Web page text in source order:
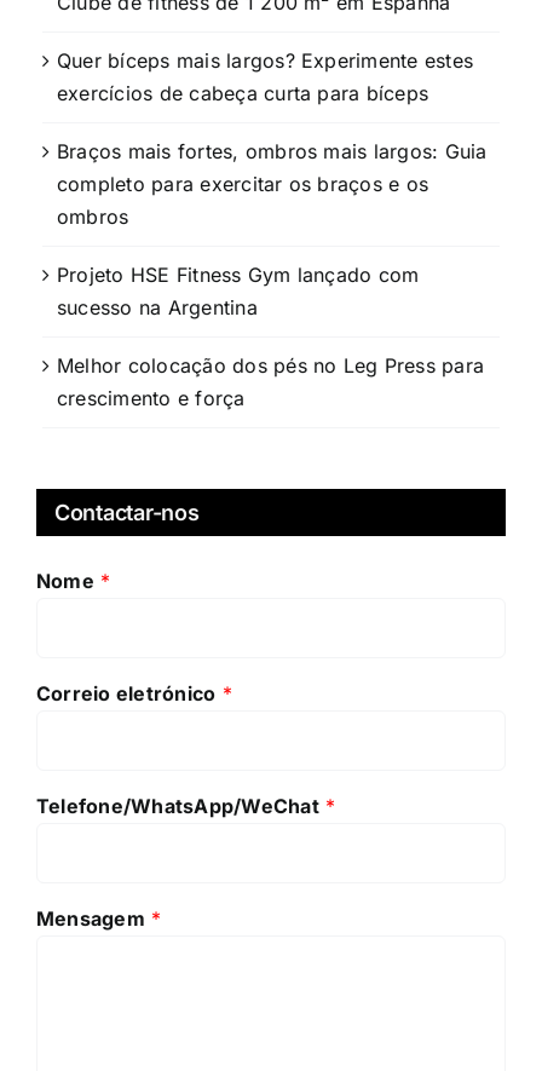
Quer bíceps mais largos? Experimente estes
exercícios de cabeça curta para bíceps
Braços mais fortes, ombros mais largos: Guia
completo para exercitar os braços e os
ombros
Projeto HSE Fitness Gym lançado com
sucesso na Argentina
Melhor colocação dos pés no Leg Press para
crescimento e força
Contactar-nos
Nome *
Correio eletrónico *
Telefone/WhatsApp/WeChat *
Mensagem *